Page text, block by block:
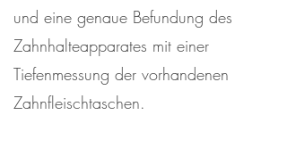
und eine genaue Befundung des
Zahnhalteapparates mit einer
Tiefenmessung der vorhandenen
Zahnfleischtaschen.